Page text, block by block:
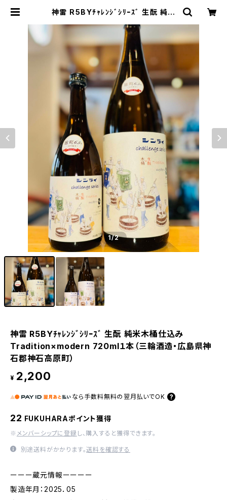
神雷 R5BYﾁｬﾚﾝｼﾞｼﾘｰｽﾞ 生酛 純米
20ml１本（三輪酒造・広島県神石郡
神石高原町） | 【BASE公式】福原酒
店｜創業1928年・広島の日本酒・限
定酒を全国通販
1/2
神雷 R5BYﾁｬﾚﾝｼﾞｼﾘｰｽﾞ 生酛 純米木桶仕込み
Tradition×modern 720ml１本（三輪酒造・広島県神
石郡神石高原町）
¥ 2,200
なら 手数料無料の 翌月払いでOK
22 FUKUHARAポイント獲得
※ メンバーシップに登録 し、購入すると獲得できます。
別途送料がかかります。送料を確認する
ーーー蔵元情報ーーーー
製造年月：2025．05